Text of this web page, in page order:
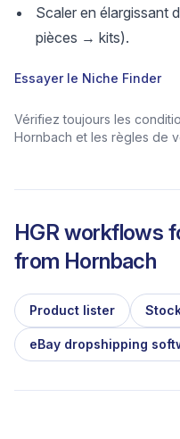
Scaler en élargissant
pièces → kits).
Essayer le Niche Finder
Vérifiez toujours les
Hornbach et les règles de
HGR workflows
from Hornbach
Product lister
eBay dropshipping